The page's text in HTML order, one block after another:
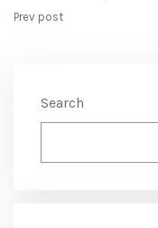
Prev post
Search